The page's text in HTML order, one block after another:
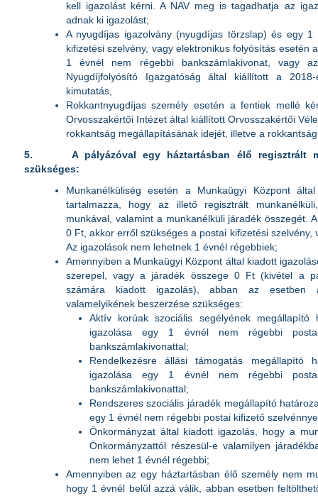
kell igazolást kérni. A NAV meg is tagadhatja az
adnak ki igazolást;
A nyugdíjas igazolvány (nyugdíjas törzslap) és egy
kifizetési szelvény, vagy elektronikus folyósítás esetén
1 évnél nem régebbi bankszámlakivonat, vagy
Nyugdíjfolyósító Igazgatóság által kiállított a
kimutatás,
Rokkantnyugdíjas személy esetén a fentiek mellé
Orvosszakértői Intézet által kiállított Orvosszakértői
rokkantság megállapításának idejét, illetve a
5. A pályázóval egy háztartásban élő regisztrált
szükséges:
Munkanélküliség esetén a Munkaügyi Központ
tartalmazza, hogy az illető regisztrált
munkával, valamint a munkanélküli járadék összegét.
0 Ft, akkor erről szükséges a postai kifizetési szelvény,
Az igazolások nem lehetnek 1 évnél régebbiek;
Amennyiben a Munkaügyi Központ által kiadott
szerepel, vagy a járadék összege 0 Ft (kivétel a
számára kiadott igazolás), abban az esetben
valamelyikének beszerzése szükséges:
Aktív korúak szociális segélyének
igazolása egy 1 évnél nem régebbi
bankszámlakivonattal;
Rendelkezésre állási támogatás megállapító
igazolása egy 1 évnél nem régebbi
bankszámlakivonattal;
Rendszeres szociális járadék megállapító
egy 1 évnél nem régebbi postai kifizető
Önkormányzat által kiadott igazolás, hogy a
Önkormányzattól részesül-e valamilyen
nem lehet 1 évnél régebbi;
Amennyiben az egy háztartásban élő személy nem
hogy 1 évnél belül azzá válik, abban esetben